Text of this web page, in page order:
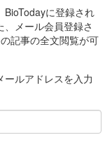
BioTodayに登録され
メール会員登録さ
記事の全文閲覧が可
ールアドレスを入力